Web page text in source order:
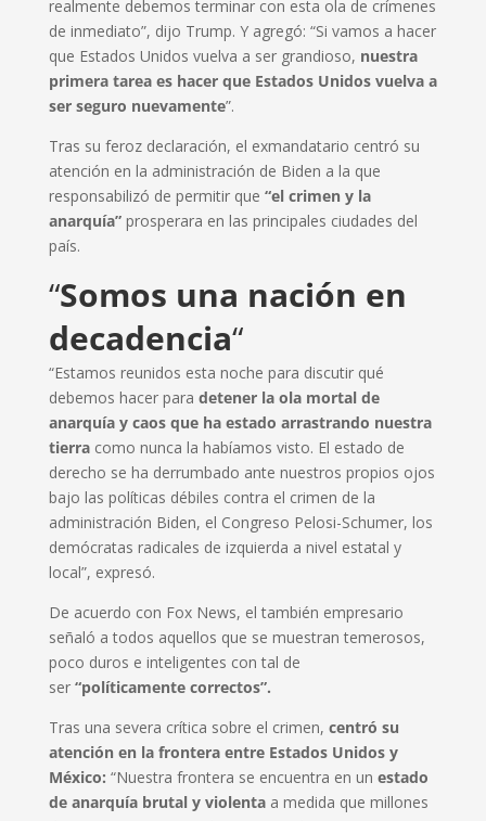
realmente debemos terminar con esta ola de crímenes
de inmediato”, dijo Trump. Y agregó: “Si vamos a hacer
que Estados Unidos vuelva a ser grandioso, nuestra
primera tarea es hacer que Estados Unidos vuelva a
ser seguro nuevamente”.
Tras su feroz declaración, el exmandatario centró su
atención en la administración de Biden a la que
responsabilizó de permitir que “el crimen y la
anarquía” prosperara en las principales ciudades del
país.
“Somos una nación en
decadencia“
“Estamos reunidos esta noche para discutir qué
debemos hacer para detener la ola mortal de
anarquía y caos que ha estado arrastrando nuestra
tierracomo nunca la habíamos visto. El estado de
derecho se ha derrumbado ante nuestros propios ojos
bajo las políticas débiles contra el crimen de la
administración Biden, el Congreso Pelosi-Schumer, los
demócratas radicales de izquierda a nivel estatal y
local”, expresó.
De acuerdo con Fox News, el también empresario
señaló a todos aquellos que se muestran temerosos,
poco duros e inteligentes con tal de
ser “políticamente correctos”.
Tras una severa crítica sobre el crimen, centró su
atención en la frontera entre Estados Unidos y
México: “Nuestra frontera se encuentra en un estado
de anarquía brutal y violentaa medida que millones